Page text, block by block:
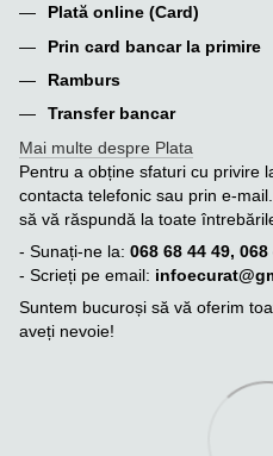
Plată online (Card)
Prin card bancar la primire
Ramburs
Transfer bancar
Mai multe despre Plata
Pentru a obține sfaturi cu privire
contacta telefonic sau prin e-
să vă răspundă la toate
- Sunați-ne la: 068 68 44 49, 068
- Scrieți pe email:
Suntem bucuroși să vă oferim
aveți nevoie!